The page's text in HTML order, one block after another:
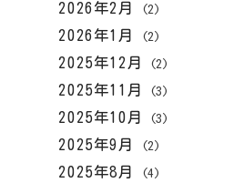
2026年2月 (2)
2026年1月 (2)
2025年12月 (2)
2025年11月 (3)
2025年10月 (3)
2025年9月 (2)
2025年8月 (4)